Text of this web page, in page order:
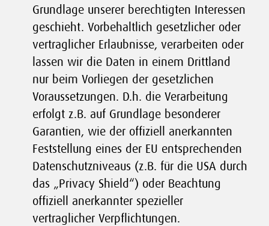
Grundlage unserer berechtigten Interessen
geschieht. Vorbehaltlich gesetzlicher oder
vertraglicher Erlaubnisse, verarbeiten oder
lassen wir die Daten in einem Drittland
nur beim Vorliegen der gesetzlichen
Voraussetzungen. D.h. die Verarbeitung
erfolgt z.B. auf Grundlage besonderer
Garantien, wie der offiziell anerkannten
Feststellung eines der EU entsprechenden
Datenschutzniveaus (z.B. für die USA durch
das „Privacy Shield“) oder Beachtung
offiziell anerkannter spezieller
vertraglicher Verpflichtungen.